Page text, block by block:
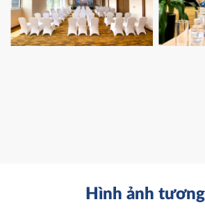
Hình ảnh